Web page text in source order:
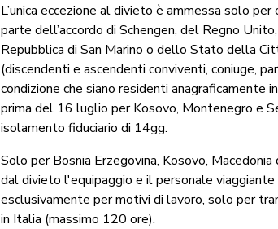
L’unica eccezione al divieto è ammessa solo
parte dell’accordo di Schengen, del Regno
Repubblica di San Marino o dello Stato della
(discendenti e ascendenti conviventi, coniuge,
condizione che siano residenti
prima del 16 luglio per Kosovo, Montenegro e
isolamento fiduciario di 14gg.
Solo per Bosnia Erzegovina, Kosovo,
dal divieto l'equipaggio e il personale
esclusivamente per motivi di lavoro, solo per
in Italia (massimo 120 ore).